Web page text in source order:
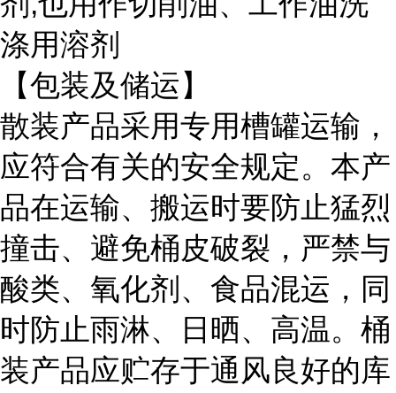
涤用溶剂
【包装及储运】
散装产品采用专用槽罐运输，
应符合有关的安全规定。本产
品在运输、搬运时要防止猛烈
撞击、避免桶皮破裂，严禁与
酸类、氧化剂、食品混运，同
时防止雨淋、日晒、高温。桶
装产品应贮存于通风良好的库